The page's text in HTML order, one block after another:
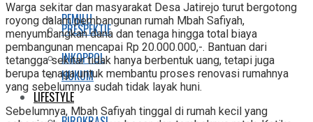
PEMILU
INKOPPOL
LIFESTYLE
PRESPEKTIF
HUKUM
Warga sekitar dan masyarakat Desa Jatirejo turut bergotong
royong dalam pembangunan rumah Mbah Safiyah,
menyumbangkan dana dan tenaga hingga total biaya
pembangunan mencapai Rp 20.000.000,-. Bantuan dari
tetangga sekitar tidak hanya berbentuk uang, tetapi juga
berupa tenaga untuk membantu proses renovasi rumahnya
yang sebelumnya sudah tidak layak huni.
Sebelumnya, Mbah Safiyah tinggal di rumah kecil yang